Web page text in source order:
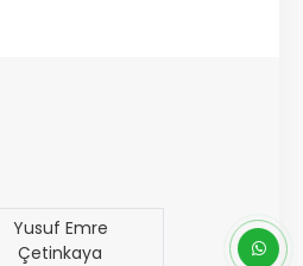
Yusuf Emre
Çetinkaya